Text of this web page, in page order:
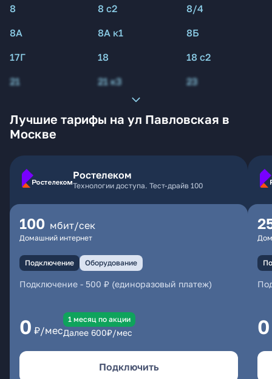
8
8 с2
8/4
8А
8А к1
8Б
17Г
18
18 с2
21
21 к3 23
Лучшие тарифы на ул Павловская в
Москве
Ростелеком
Технологии доступа. Тест-драйв 100
100 мбит/сек
Домашний интернет
Подключение Оборудование
Подключение - 500 ₽ (единоразовый платеж)
0 ₽/мес
1 месяц по акции
Далее 600₽/мес
Подключить
0